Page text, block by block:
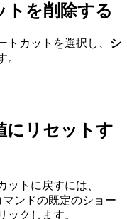
トを削除する
トカットを選択し、 シ
。
にリセットす
トに戻すには、
ンドの既定のショー
ックします。